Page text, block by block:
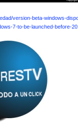
version-beta-windows-
7-to-be-launched-before-